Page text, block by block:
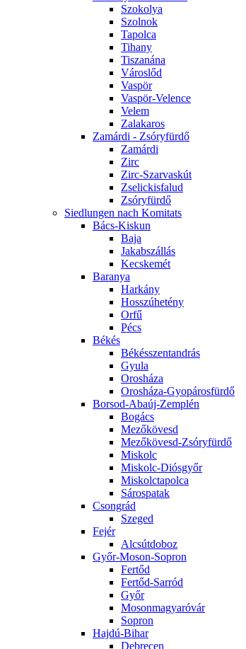
Szokolya
Szolnok
Tapolca
Tihany
Tiszanána
Városlőd
Vaspör
Vaspör-Velence
Velem
Zalakaros
Zamárdi - Zsóryfürdő
Zamárdi
Zirc
Zirc-Szarvaskút
Zselickisfalud
Zsóryfürdő
Siedlungen nach Komitats
Bács-Kiskun
Baja
Jakabszállás
Kecskemét
Baranya
Harkány
Hosszúhetény
Orfű
Pécs
Békés
Békésszentandrás
Gyula
Orosháza
Orosháza-Gyopárosfürdő
Borsod-Abaúj-Zemplén
Bogács
Mezőkövesd
Mezőkövesd-Zsóryfürdő
Miskolc
Miskolc-Diósgyőr
Miskolctapolca
Sárospatak
Csongrád
Szeged
Fejér
Alcsútdoboz
Győr-Moson-Sopron
Fertőd
Fertőd-Sarród
Győr
Mosonmagyaróvár
Sopron
Hajdú-Bihar
Debrecen